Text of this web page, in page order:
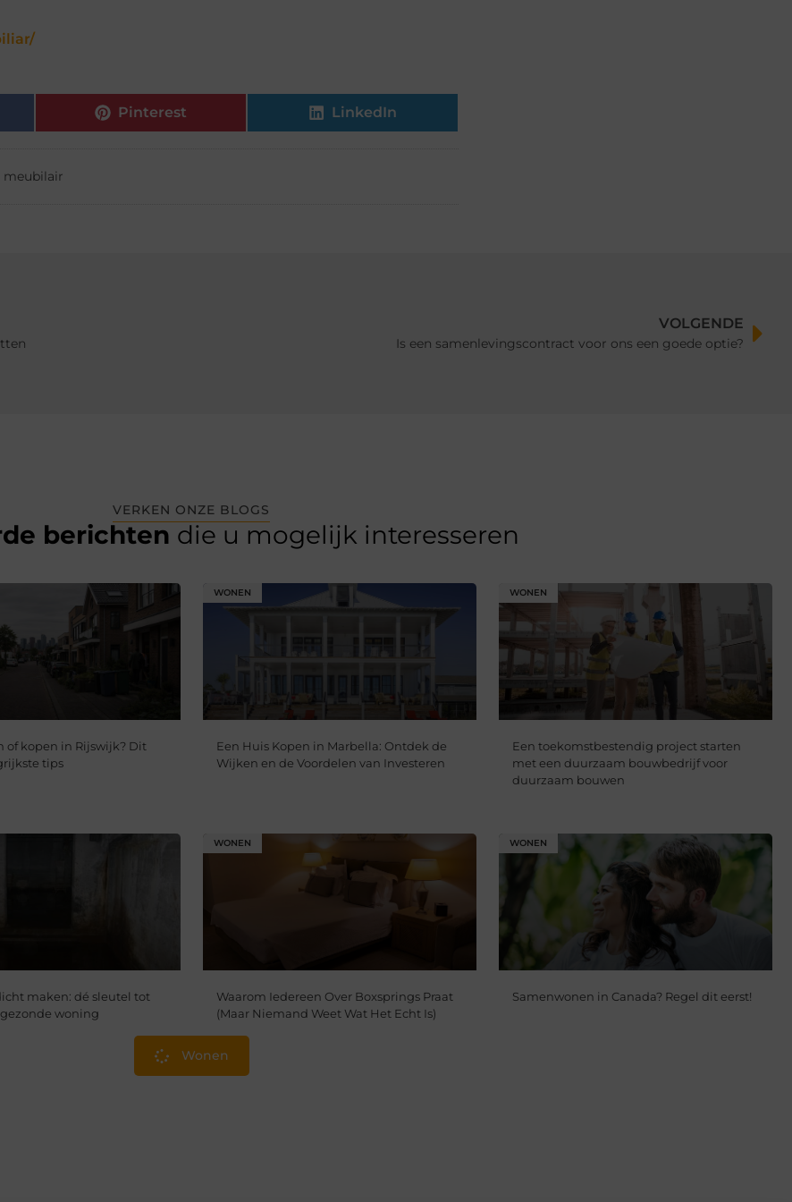
Pinterest LinkedIn
meubilair
VOLGENDE
Is een samenlevingscontract voor ons een goede optie?
VERKEN ONZE BLOGS
berichten die u mogelijk interesseren
of kopen in Rijswijk? Dit
tips
WONEN
Een Huis Kopen in Marbella: Ontdek de
Wijken en de Voordelen van Investeren
WONEN
Een toekomstbestendig project starten
met een duurzaam bouwbedrijf voor
duurzaam bouwen
maken: dé sleutel tot
woning
WONEN
Waarom Iedereen Over Boxsprings Praat
(Maar Niemand Weet Wat Het Echt Is)
WONEN
Samenwonen in Canada? Regel dit eerst!
Wonen